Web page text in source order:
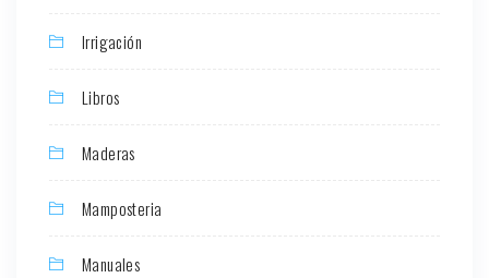
Irrigación
Libros
Maderas
Mamposteria
Manuales